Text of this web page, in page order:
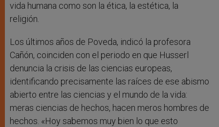
vida humana como son la ética, la estética, la
religión.
Los últimos años de Poveda, indicó la profesora
Cañón, coinciden con el periodo en que Husserl
denuncia la crisis de las ciencias europeas,
identificando precisamente las raíces de ese abismo
abierto entre las ciencias y el mundo de la vida:
meras ciencias de hechos, hacen meros hombres de
hechos. «Hoy sabemos muy bien lo que esto